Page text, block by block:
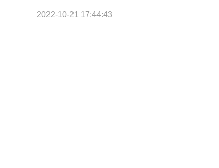
2022-10-21 17:44:43